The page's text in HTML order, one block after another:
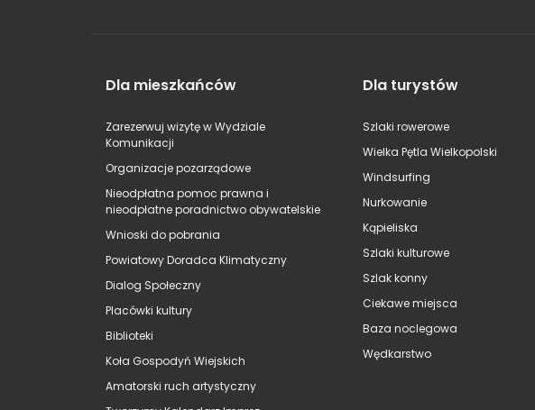
Dla mieszkańców
Zarezerwuj wizytę w Wydziale
Komunikacji
Organizacje pozarządowe
Nieodpłatna pomoc prawna i
nieodpłatne poradnictwo obywatelskie
Wnioski do pobrania
Powiatowy Doradca Klimatyczny
Dialog Społeczny
Placówki kultury
Biblioteki
Koła Gospodyń Wiejskich
Amatorski ruch artystyczny
Dla turystów
Szlaki rowerowe
Wielka Pętla Wielkopolski
Windsurfing
Nurkowanie
Kąpieliska
Szlaki kulturowe
Szlak konny
Ciekawe miejsca
Baza noclegowa
Wędkarstwo